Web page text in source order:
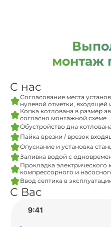
монтаж
С нас
Согласование места
нулевой отметки, входящей
Копка котлована в размер
согласно монтажной схеме
Обустройство дна
Пайка врезки / врезок
Опускание и установка
Заливка водой с
Прокладка электрического
компрессорного и
Ввод септика в
С Вас